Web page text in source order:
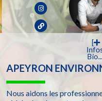
[
APEYRON
Nous aidons les